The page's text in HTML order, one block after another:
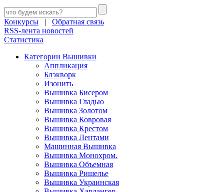
Конкурсы | Обратная связь
RSS-лента новостей
Статистика
Категории Вышивки
Аппликация
Блэкворк
Изонить
Вышивка Бисером
Вышивка Гладью
Вышивка Золотом
Вышивка Ковровая
Вышивка Крестом
Вышивка Лентами
Машинная Вышивка
Вышивка Монохром.
Вышивка Объемная
Вышивка Ришелье
Вышивка Украинская